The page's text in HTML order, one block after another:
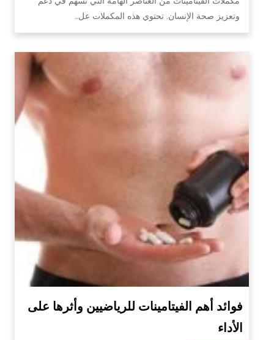
وتعزيز صحة الإنسان. تحتوي هذه المكملات عل…
فوائد أهم الفيتامينات للرياضيين وأثرها على
الأداء